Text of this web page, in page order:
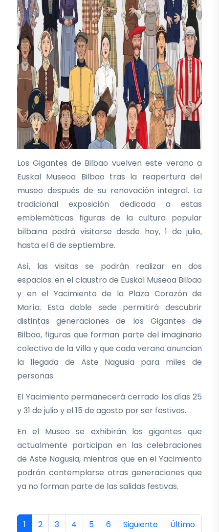
Los Gigantes de Bilbao vuelven este verano a
Euskal Museoa Bilbao tras la reapertura del
museo después de su renovación integral. La
tradicional exposición dedicada a estas
emblemáticas figuras de la cultura popular
bilbaina podrá visitarse desde hoy, 1 de julio,
hasta el 6 de septiembre.
Así, las visitas se podrán realizar en dos
espacios: en el claustro de Euskal Museoa Bilbao
y en el Yacimiento de la Plaza Corazón de
María. Esta doble sede permitirá descubrir
distintas generaciones de los Gigantes de
Bilbao, figuras que forman parte del imaginario
colectivo de la Villa y que cada verano anuncian
la llegada de Aste Nagusia para miles de
personas.
El Yacimiento permanecerá cerrado los días 25
y 31 de julio y el 15 de agosto por ser festivos.
En el Museo se exhibirán los gigantes que
actualmente participan en las celebraciones
de Aste Nagusia, mientras que en el Yacimiento
podrán contemplarse otras generaciones que
ya no forman parte de las salidas festivas.
Paginación
Página actual
1 Página
2 Página
3 Página
4 Página
5 Página
6 Siguiente página
Siguiente
Última
Último